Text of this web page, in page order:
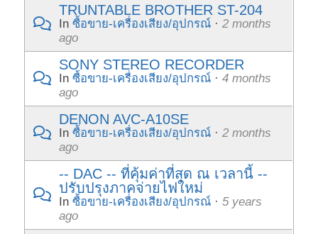
TRUNTABLE BROTHER ST-204
Inซื้อขาย-เครื่องเสียง/อุปกรณ์ ·2 months
ago
SONY STEREO RECORDER
Inซื้อขาย-เครื่องเสียง/อุปกรณ์ ·4 months
ago
DENON AVC-A10SE
Inซื้อขาย-เครื่องเสียง/อุปกรณ์ ·2 months
ago
-- DAC -- ที่คุ้มค่าที่สุด ณ เวลานี้ --
ปรับปรุงภาคจ่ายไฟใหม่
Inซื้อขาย-เครื่องเสียง/อุปกรณ์ ·5 years
ago